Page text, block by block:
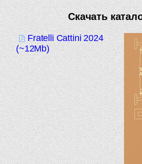
Скачать
Fratelli Cattini 2024
(~12Mb)